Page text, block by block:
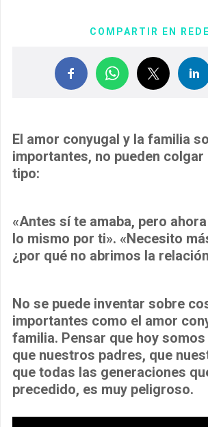
COMPARTIR EN
El amor conyugal y la familia
importantes, no pueden colgar
tipo:
«Antes sí te amaba, pero
lo mismo por ti». «Necesito
¿por qué no abrimos la
No se puede inventar sobre
importantes como el amor
familia. Pensar que hoy
que nuestros padres, que
que todas las generaciones
precedido, es muy peligroso.